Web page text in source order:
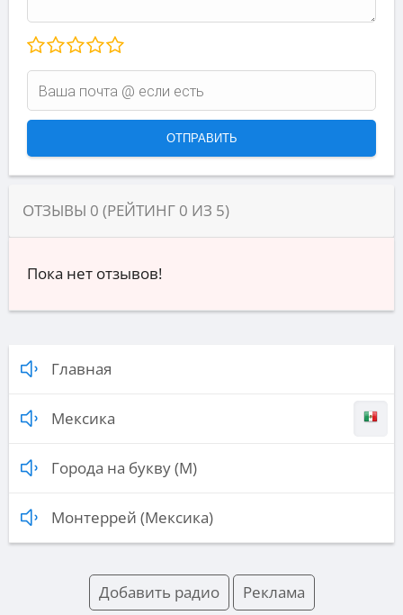
ОТЗЫВЫ 0 (РЕЙТИНГ 0 ИЗ 5)
Пока нет отзывов!
Главная
Мексика
Города на букву (М)
Монтеррей (Мексика)
Добавить радио Реклама